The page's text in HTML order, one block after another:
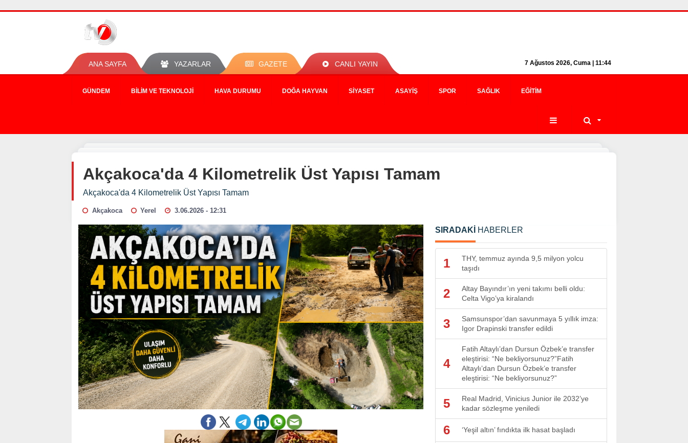
ANA SAYFA YAZARLAR GAZETE CANLI YAYIN 7 Ağustos 2026, Cuma | 11:44
GÜNDEM BILIM VE TEKNOLOJI HAVA DURUMU DOĞA HAYVAN SIYASET ASAYIŞ SPOR SAĞLIK EĞITIM
Akçakoca'da 4 Kilometrelik Üst Yapısı Tamam
Akçakoca'da 4 Kilometrelik Üst Yapısı Tamam
Akçakoca Yerel 3.06.2026 - 12:31
SIRADAKİ HABERLER
1
THY, temmuz ayında 9,5 milyon yolcu
taşıdı
2
Altay Bayındır’ın yeni takımı belli oldu:
Celta Vigo’ya kiralandı
3
Samsunspor’dan savunmaya 5 yıllık imza:
Igor Drapinski transfer edildi
4
Fatih Altaylı’dan Dursun Özbek’e transfer
eleştirisi: “Ne bekliyorsunuz?”Fatih
Altaylı’dan Dursun Özbek’e transfer
eleştirisi: “Ne bekliyorsunuz?”
5
Real Madrid, Vinicius Junior ile 2032’ye
kadar sözleşme yeniledi
6 ‘Yeşil altın’ fındıkta ilk hasat başladı